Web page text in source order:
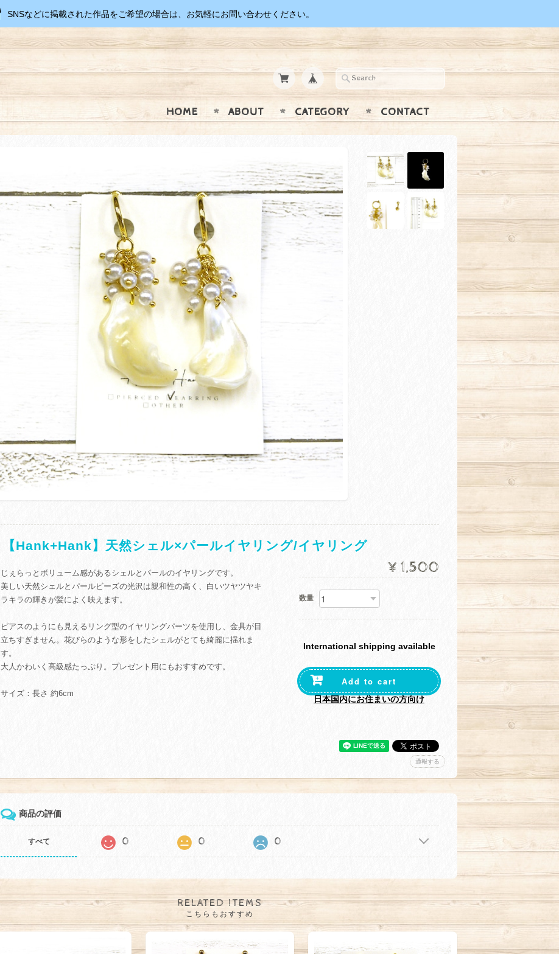
SNSなどに掲載された作品をご希望の場合は、お気軽にお問い合わせください。
HOME ABOUT CATEGORY CONTACT
【Hank+Hank】天然シェル×パールイヤリング/イヤリング
じぇらっとボリューム感があるシェルとパールのイヤリングです。
美しい天然シェルとパールビーズの光沢は親和性の高く、白いツヤツヤキ
ラキラの輝きが髪によく映えます。
ピアスのようにも見えるリング型のイヤリングパーツを使用し、金具が目
立ちすぎません。花びらのような形をしたシェルがとても綺麗に揺れま
す。
大人かわいく高級感たっぷり。プレゼント用にもおすすめです。
サイズ：長さ 約6cm
¥1,500
数量
International shipping available
Add to cart
日本国内にお住まいの方向け
通報する
商品の評価
すべて 0 0 0
RELATED ITEMS
こちらもおすすめ